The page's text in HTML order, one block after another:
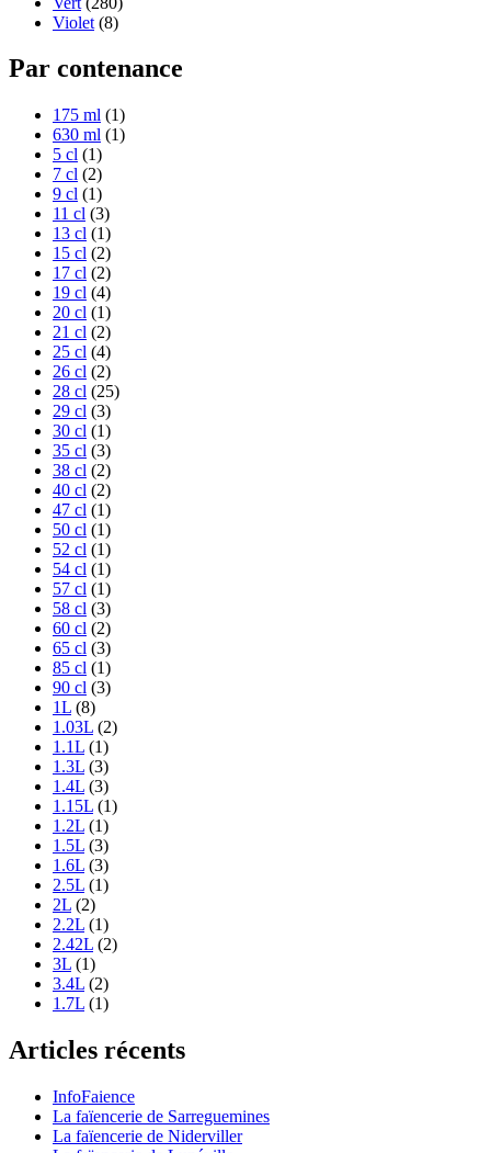
Violet (8)
Par contenance
175 ml (1)
630 ml (1)
5 cl (1)
7 cl (2)
9 cl (1)
11 cl (3)
13 cl (1)
15 cl (2)
17 cl (2)
19 cl (4)
20 cl (1)
21 cl (2)
25 cl (4)
26 cl (2)
28 cl (25)
29 cl (3)
30 cl (1)
35 cl (3)
38 cl (2)
40 cl (2)
47 cl (1)
50 cl (1)
52 cl (1)
54 cl (1)
57 cl (1)
58 cl (3)
60 cl (2)
65 cl (3)
85 cl (1)
90 cl (3)
1L (8)
1.03L (2)
1.1L (1)
1.3L (3)
1.4L (3)
1.15L (1)
1.2L (1)
1.5L (3)
1.6L (3)
2.5L (1)
2L (2)
2.2L (1)
2.42L (2)
3L (1)
3.4L (2)
1.7L (1)
Articles récents
InfoFaience
La faïencerie de Sarreguemines
La faïencerie de Niderviller